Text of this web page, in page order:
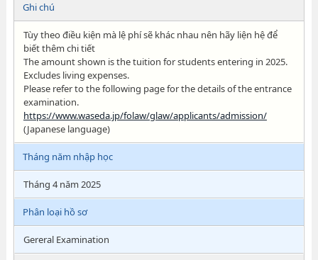
Ghi chú
Tùy theo điều kiện mà lệ phí sẽ khác nhau nên hãy liện hệ để
biết thêm chi tiết
The amount shown is the tuition for students entering in 2025.
Excludes living expenses.
Please refer to the following page for the details of the entrance
examination.
https://www.waseda.jp/folaw/glaw/applicants/admission/
(Japanese language)
Tháng năm nhập học
Tháng 4 năm 2025
Phân loại hồ sơ
Gereral Examination